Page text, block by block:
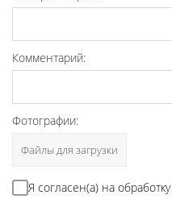
Комментарий:
Фотографии:
Файлы для загрузки
Я согласен(а) на обработку